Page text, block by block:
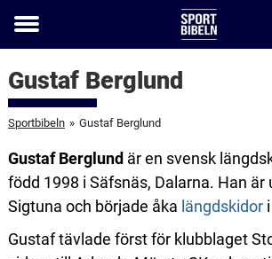
Toggle
Gustaf Berglund
Sportbibeln » Gustaf Berglund
Gustaf Berglund är en svensk
född 1998 i Säfsnäs, Dalarna. Han är
Sigtuna och började åka längdskidori
Gustaf tävlade först för klubblaget